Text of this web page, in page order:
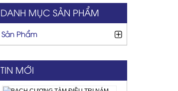
DANH MỤC SẢN PHẨM
Sản Phẩm
TIN MỚI